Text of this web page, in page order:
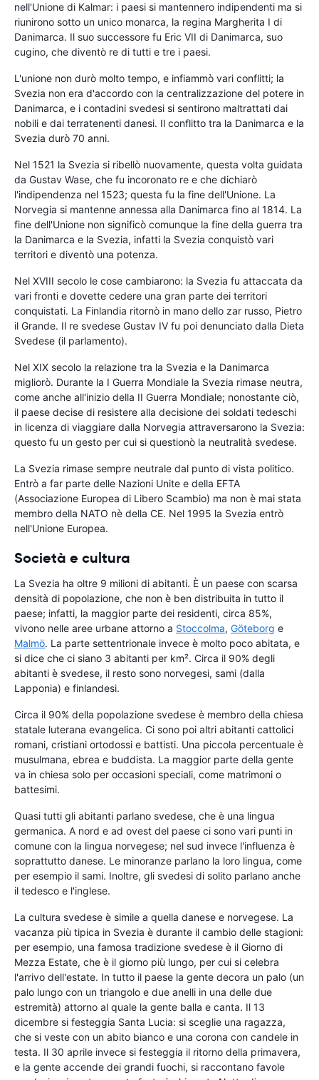
nell'Unione di Kalmar: i paesi si mantennero indipendenti ma si
riunirono sotto un unico monarca, la regina Margherita I di
Danimarca. Il suo successore fu Eric VII di Danimarca, suo
cugino, che diventò re di tutti e tre i paesi.
L'unione non durò molto tempo, e infiammò vari conflitti; la
Svezia non era d'accordo con la centralizzazione del potere in
Danimarca, e i contadini svedesi si sentirono maltrattati dai
nobili e dai terratenenti danesi. Il conflitto tra la Danimarca e la
Svezia durò 70 anni.
Nel 1521 la Svezia si ribellò nuovamente, questa volta guidata
da Gustav Wase, che fu incoronato re e che dichiarò
l'indipendenza nel 1523; questa fu la fine dell'Unione. La
Norvegia si mantenne annessa alla Danimarca fino al 1814. La
fine dell'Unione non significò comunque la fine della guerra tra
la Danimarca e la Svezia, infatti la Svezia conquistò vari
territori e diventò una potenza.
Nel XVIII secolo le cose cambiarono: la Svezia fu attaccata da
vari fronti e dovette cedere una gran parte dei territori
conquistati. La Finlandia ritornò in mano dello zar russo, Pietro
il Grande. Il re svedese Gustav IV fu poi denunciato dalla Dieta
Svedese (il parlamento).
Nel XIX secolo la relazione tra la Svezia e la Danimarca
migliorò. Durante la I Guerra Mondiale la Svezia rimase neutra,
come anche all'inizio della II Guerra Mondiale; nonostante ciò,
il paese decise di resistere alla decisione dei soldati tedeschi
in licenza di viaggiare dalla Norvegia attraversarono la Svezia:
questo fu un gesto per cui si questionò la neutralità svedese.
La Svezia rimase sempre neutrale dal punto di vista politico.
Entrò a far parte delle Nazioni Unite e della EFTA
(Associazione Europea di Libero Scambio) ma non è mai stata
membro della NATO nè della CE. Nel 1995 la Svezia entrò
nell'Unione Europea.
Società e cultura
La Svezia ha oltre 9 milioni di abitanti. È un paese con scarsa
densità di popolazione, che non è ben distribuita in tutto il
paese; infatti, la maggior parte dei residenti, circa 85%,
vivono nelle aree urbane attorno a Stoccolma, Göteborg e
Malmö. La parte settentrionale invece è molto poco abitata, e
si dice che ci siano 3 abitanti per km². Circa il 90% degli
abitanti è svedese, il resto sono norvegesi, sami (dalla
Lapponia) e finlandesi.
Circa il 90% della popolazione svedese è membro della chiesa
statale luterana evangelica. Ci sono poi altri abitanti cattolici
romani, cristiani ortodossi e battisti. Una piccola percentuale è
musulmana, ebrea e buddista. La maggior parte della gente
va in chiesa solo per occasioni speciali, come matrimoni o
battesimi.
Quasi tutti gli abitanti parlano svedese, che è una lingua
germanica. A nord e ad ovest del paese ci sono vari punti in
comune con la lingua norvegese; nel sud invece l'influenza è
soprattutto danese. Le minoranze parlano la loro lingua, come
per esempio il sami. Inoltre, gli svedesi di solito parlano anche
il tedesco e l'inglese.
La cultura svedese è simile a quella danese e norvegese. La
vacanza più tipica in Svezia è durante il cambio delle stagioni:
per esempio, una famosa tradizione svedese è il Giorno di
Mezza Estate, che è il giorno più lungo, per cui si celebra
l'arrivo dell'estate. In tutto il paese la gente decora un palo (un
palo lungo con un triangolo e due anelli in una delle due
estremità) attorno al quale la gente balla e canta. Il 13
dicembre si festeggia Santa Lucia: si sceglie una ragazza,
che si veste con un abito bianco e una corona con candele in
testa. Il 30 aprile invece si festeggia il ritorno della primavera,
e la gente accende dei grandi fuochi, si raccontano favole